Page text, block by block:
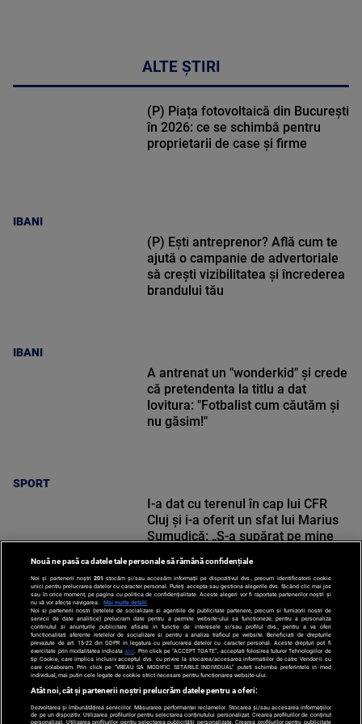
ALTE ȘTIRI
IBANI
(P) Piața fotovoltaică din București
în 2026: ce se schimbă pentru
proprietarii de case și firme
IBANI
(P) Ești antreprenor? Află cum te
ajută o campanie de advertoriale
să crești vizibilitatea și încrederea
brandului tău
SPORT
A antrenat un "wonderkid" și crede
că pretendenta la titlu a dat
lovitura: "Fotbalist cum căutăm și
nu găsim!"
SPORT
I-a dat cu terenul în cap lui CFR
Cluj și i-a oferit un sfat lui Marius
Șumudică: „S-a supărat pe mine
Nouă ne pasă ca datele tale personale să rămână confidențiale
Noi și partenerii noștri 201 stocăm și/sau accesăm informații pe dispozitivul dvs., precum identificatorii cookie
unici pentru prelucrarea datelor cu caracter personal. Puteți accepta sau gestiona alegerile dvs. făcând clic mai jos
sau în orice moment, pe pagina cu politica de confidențialitate. Aceste alegeri vor fi raportate partenerilor noștri și
nu vă vor afecta navigarea.
Mai multe detalii
Noi si partenerii nostri (retelele de socializare si agentiile de publicitate partenere, precum si furnizorii nostri de
servicii de date analitice) prelucram date pentru a permite website-ului sa functioneze, pentru a personaliza
continutul si anunturile publicitare afisate in functie de interesele si/sau profilul dvs., pentru a va oferi
functionalitati aferente retelelor de socializare si pentru a analiza traficul pe website. Beneficiati de drepturile
prevazute de art. 15-22 din GDPR in legatura cu prelucrarea datelor cu caracter personal. Aceste drepturi pot fi
exercitate prin modalitatea indicataaici . Prin click pe “ACCEPT TOATE”, acceptati folosirea tuturor Tehnologiilor de
tip Cookie, care implica inclusiv acceptul dvs. cu privire la stocarea/accesarea informatiilor de catre Vendor-ii cu
care colaboram. Prin click pe “VREAU SA MODIFIC SETARILE INDIVIDUAL” puteti schimba preferintele in mod
individual, mai putin cele legate de cookie strict necesare pentru functionarea website-ului.
Atât noi, cât și partenerii noștri prelucrăm datele pentru a oferi:
Dezvoltarea și îmbunătățirea serviciilor. Măsurarea performanței reclamelor. Stocarea și/sau accesarea informațiilor
de pe un dispozitiv. Utilizarea profilurilor pentru selectarea conținutului personalizat. Crearea profilurilor de conținut
personalizat. Utilizarea profilurilor pentru selectarea publicității personalizate. Crearea profilurilor pentru publicitate